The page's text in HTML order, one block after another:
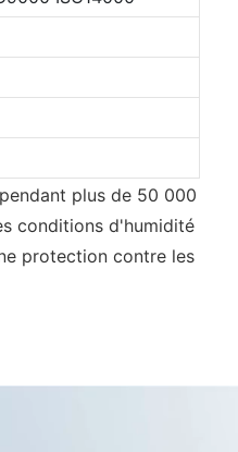
plus de 50 000
conditions d'humidité
protection contre les